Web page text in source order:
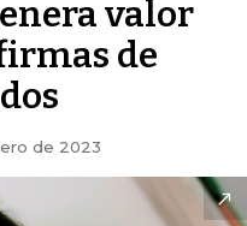
valor
de
de 2023